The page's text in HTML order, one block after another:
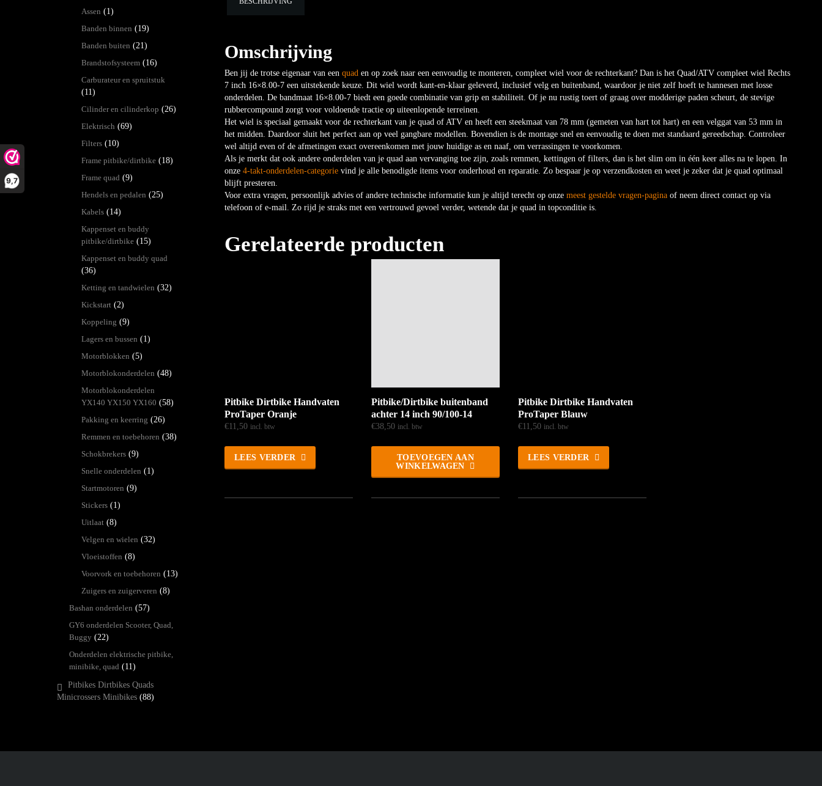
9,7
Omschrijving
Ben jij de trotse eigenaar van een quad en op zoek naar een eenvoudig te monteren, compleet wiel voor de rechterkant? Dan is het Quad/ATV compleet wiel Rechts
7 inch 16×8.00-7 een uitstekende keuze. Dit wiel wordt kant-en-klaar geleverd, inclusief velg en buitenband, waardoor je niet zelf hoeft te hannesen met losse
onderdelen. De bandmaat 16×8.00-7 biedt een goede combinatie van grip en stabiliteit. Of je nu rustig toert of graag over modderige paden scheurt, de stevige
rubbercompound zorgt voor voldoende tractie op uiteenlopende terreinen.
Het wiel is speciaal gemaakt voor de rechterkant van je quad of ATV en heeft een steekmaat van 78 mm (gemeten van hart tot hart) en een velggat van 53 mm in
het midden. Daardoor sluit het perfect aan op veel gangbare modellen. Bovendien is de montage snel en eenvoudig te doen met standaard gereedschap. Controleer
wel altijd even of de afmetingen exact overeenkomen met jouw huidige as en naaf, om verrassingen te voorkomen.
Als je merkt dat ook andere onderdelen van je quad aan vervanging toe zijn, zoals remmen, kettingen of filters, dan is het slim om in één keer alles na te lopen. In
onze 4-takt-onderdelen-categorie vind je alle benodigde items voor onderhoud en reparatie. Zo bespaar je op verzendkosten en weet je zeker dat je quad optimaal
blijft presteren.
Voor extra vragen, persoonlijk advies of andere technische informatie kun je altijd terecht op onze meest gestelde vragen-pagina of neem direct contact op via
telefoon of e-mail. Zo rijd je straks met een vertrouwd gevoel verder, wetende dat je quad in topconditie is.
Gerelateerde producten
Pitbike Dirtbike Handvaten
ProTaper Oranje
€11,50 incl. btw
LEES VERDER
Pitbike/Dirtbike buitenband
achter 14 inch 90/100-14
€38,50 incl. btw
TOEVOEGEN AAN
WINKELWAGEN
Pitbike Dirtbike Handvaten
ProTaper Blauw
€11,50 incl. btw
LEES VERDER
Assen (1)
Banden binnen (19)
Banden buiten (21)
Brandstofsysteem (16)
Carburateur en spruitstuk
(11)
Cilinder en cilinderkop (26)
Elektrisch (69)
Filters (10)
Frame pitbike/dirtbike (18)
Frame quad (9)
Hendels en pedalen (25)
Kabels (14)
Kappenset en buddy
pitbike/dirtbike (15)
Kappenset en buddy quad
(36)
Ketting en tandwielen (32)
Kickstart (2)
Koppeling (9)
Lagers en bussen (1)
Motorblokken (5)
Motorblokonderdelen (48)
Motorblokonderdelen
YX140 YX150 YX160 (58)
Pakking en keerring (26)
Remmen en toebehoren (38)
Schokbrekers (9)
Snelle onderdelen (1)
Startmotoren (9)
Stickers (1)
Uitlaat (8)
Velgen en wielen (32)
Vloeistoffen (8)
Voorvork en toebehoren (13)
Zuigers en zuigerveren (8)
Bashan onderdelen (57)
GY6 onderdelen Scooter, Quad,
Buggy (22)
Onderdelen elektrische pitbike,
minibike, quad (11)
Pitbikes Dirtbikes Quads
Minicrossers Minibikes (88)